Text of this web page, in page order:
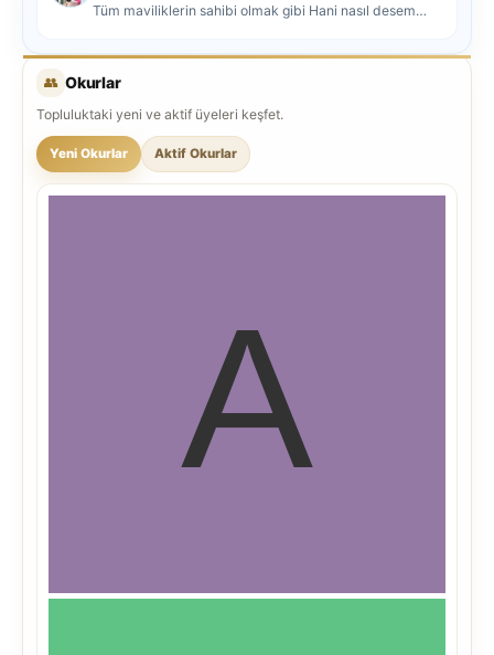
Tüm maviliklerin sahibi olmak gibi Hani nasıl desem
👥 Okurlar
Topluluktaki yeni ve aktif üyeleri keşfet.
Yeni Okurlar Aktif Okurlar